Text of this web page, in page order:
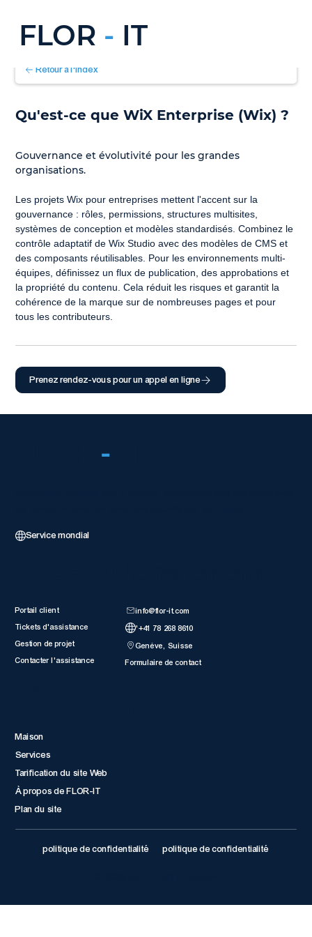
FLOR - IT
Retour à l'index
Qu'est-ce que WiX Enterprise (Wix) ?
Gouvernance et évolutivité pour les grandes
organisations.
Les projets Wix pour entreprises mettent l'accent sur la
gouvernance : rôles, permissions, structures multisites,
systèmes de conception et modèles standardisés. Combinez le
contrôle adaptatif de Wix Studio avec des modèles de CMS et
des composants réutilisables. Pour les environnements multi-
équipes, définissez un flux de publication, des approbations et
la propriété du contenu. Cela réduit les risques et garantit la
cohérence de la marque sur de nombreuses pages et pour
tous les contributeurs.
Prenez rendez-vous pour un appel en ligne
-
Service mondial
Portail client
Tickets d'assistance
Gestion de projet
Contacter l'assistance
info@flor-it.com
'+41 78 268 8610
Genève, Suisse
Formulaire de contact
Maison
Services
Tarification du site Web
À propos de FLOR-IT
Plan du site
politique de confidentialité politique de confidentialité